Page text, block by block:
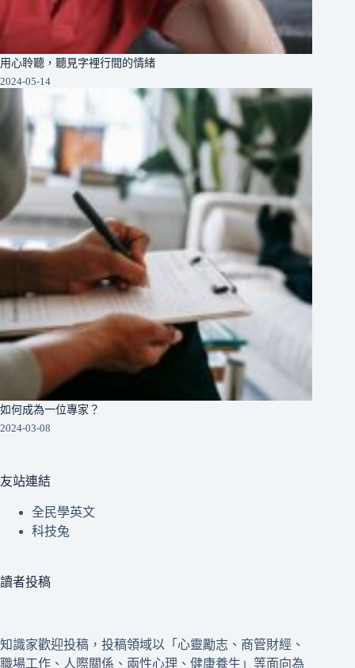
用心聆聽，聽見字裡行間的情緒
2024-05-14
如何成為一位專家？
2024-03-08
友站連結
全民學英文
科技兔
讀者投稿
知識家歡迎投稿，投稿領域以「心靈勵志、商管財經、
職場工作、人際關係、兩性心理、健康養生」等面向為